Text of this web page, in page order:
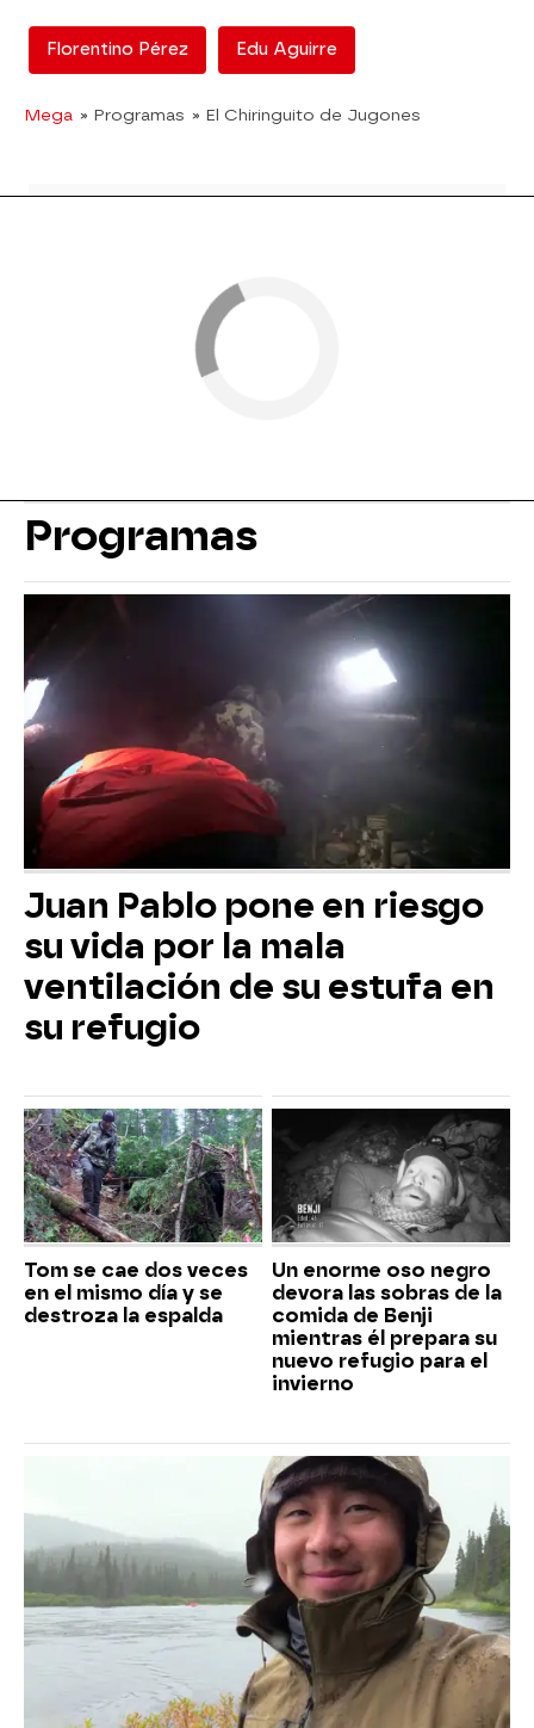
Florentino Pérez Edu Aguirre
Mega » Programas » El Chiringuito de Jugones
Programas
Juan Pablo pone en riesgo
su vida por la mala
ventilación de su estufa en
su refugio
Tom se cae dos veces
en el mismo día y se
destroza la espalda
Un enorme oso negro
devora las sobras de la
comida de Benji
mientras él prepara su
nuevo refugio para el
invierno